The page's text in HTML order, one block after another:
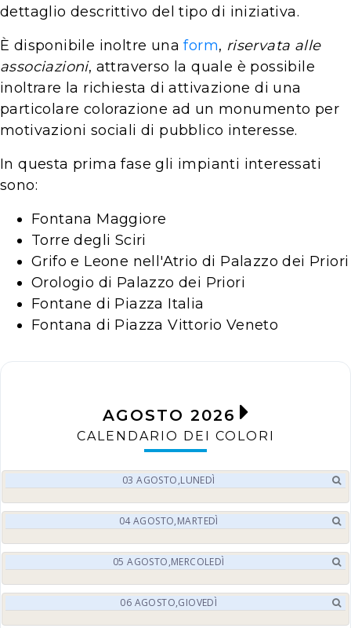
dettaglio descrittivo del tipo di iniziativa.
È disponibile inoltre unaform, riservata alle
associazioni, attraverso la quale è possibile
inoltrare la richiesta di attivazione di una
particolare colorazione ad un monumento per
motivazioni sociali di pubblico interesse.
In questa prima fase gli impianti interessati
sono:
Fontana Maggiore
Torre degli Sciri
Grifo e Leone nell'Atrio di Palazzo dei Priori
Orologio di Palazzo dei Priori
Fontane di Piazza Italia
Fontana di Piazza Vittorio Veneto
AGOSTO 2026
CALENDARIO DEI COLORI
03 AGOSTO,LUNEDÌ
04 AGOSTO,MARTEDÌ
05 AGOSTO,MERCOLEDÌ
06 AGOSTO,GIOVEDÌ